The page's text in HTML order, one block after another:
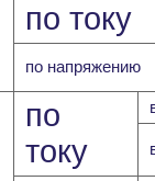
по току
по напряжению
по
току